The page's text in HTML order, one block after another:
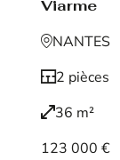
Viarme
NANTES
2 pièces
36 m²
123 000 €